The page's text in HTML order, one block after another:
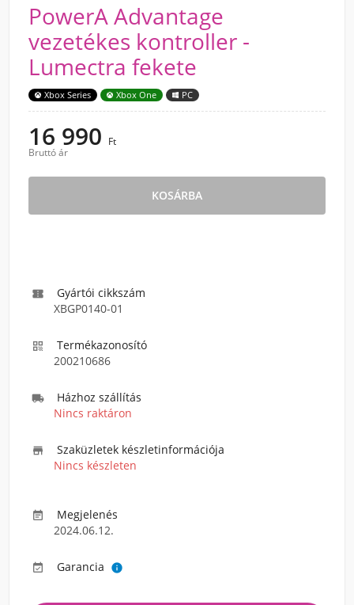
PowerA Advantage
vezetékes kontroller -
Lumectra fekete
Xbox Series Xbox One PC
16 990 Ft
Bruttó ár
KOSÁRBA

Gyártói cikkszám
XBGP0140-01

Termékazonosító
200210686

Házhoz szállítás
Nincs raktáron

Szaküzletek készletinformációja
Nincs készleten

Megjelenés
2024.06.12.
 Garancia 